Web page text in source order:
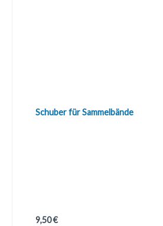
Schuber für Sammelbände
Regulärer Preis:
9,50 €